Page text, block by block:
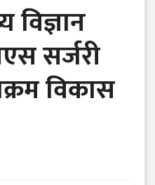
विज्ञान
सर्जरी
विकास